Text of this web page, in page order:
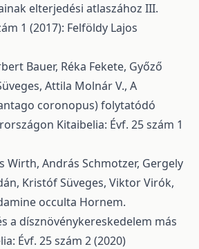
elterjedési atlaszához III.
1 (2017): Felföldy Lajos
Bauer, Réka Fekete, Győző
Attila Molnár V., A
coronopus) folytatódó
Kitaibelia: Évf. 25 szám 1
Wirth, András Schmotzer, Gergely
Kristóf Süveges, Viktor Virók,
occulta Hornem.
a dísznövénykereskedelem más
Évf. 25 szám 2 (2020)